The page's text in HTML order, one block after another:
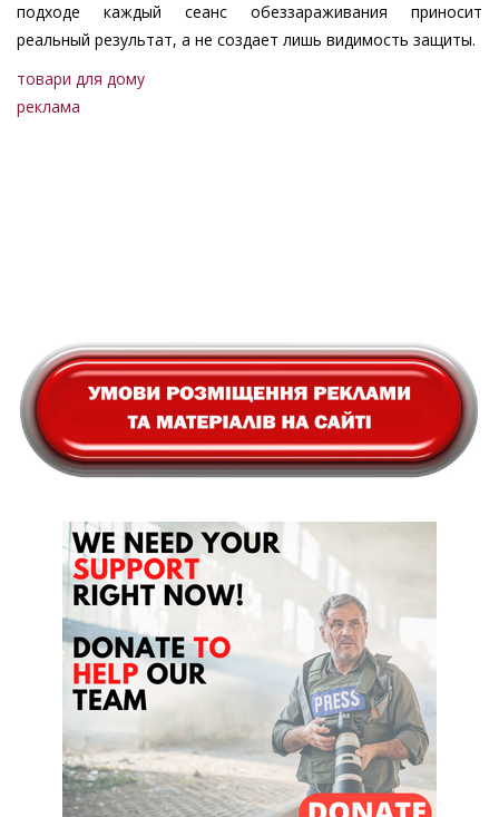
подходе каждый сеанс обеззараживания приносит
реальный результат, а не создает лишь видимость защиты.
товари для дому
реклама